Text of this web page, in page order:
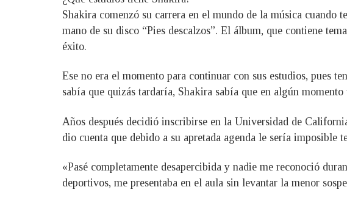
Shakira comenzó su carrera en el mundo de la música cuando
mano de su disco “Pies descalzos”. El álbum, que contiene
éxito.
Ese no era el momento para continuar con sus estudios, pues
sabía que quizás tardaría, Shakira sabía que en algún
Años después decidió inscribirse en la Universidad de
dio cuenta que debido a su apretada agenda le sería imposible
«Pasé completamente desapercibida y nadie me reconoció
deportivos, me presentaba en el aula sin levantar la menor